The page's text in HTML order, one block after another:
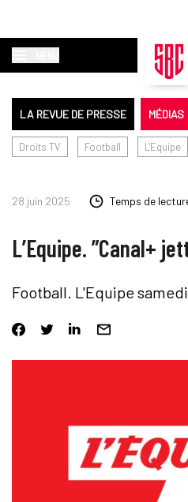
LA REVUE DE PRESSE MÉDIAS
Droits TV Football L'Equipe
28 juin 2025 Temps de
L’Equipe. ”Canal+
Football. L'Equipe